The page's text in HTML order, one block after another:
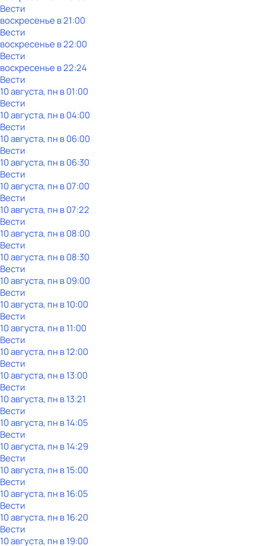
Вести
воскресенье в21:00
Вести
воскресенье в22:00
Вести
воскресенье в22:24
Вести
10 августа, пн в 01:00
Вести
10 августа, пн в 04:00
Вести
10 августа, пн в 06:00
Вести
10 августа, пн в 06:30
Вести
10 августа, пн в 07:00
Вести
10 августа, пн в 07:22
Вести
10 августа, пн в 08:00
Вести
10 августа, пн в 08:30
Вести
10 августа, пн в 09:00
Вести
10 августа, пн в 10:00
Вести
10 августа, пн в 11:00
Вести
10 августа, пн в 12:00
Вести
10 августа, пн в 13:00
Вести
10 августа, пн в 13:21
Вести
10 августа, пн в 14:05
Вести
10 августа, пн в 14:29
Вести
10 августа, пн в 15:00
Вести
10 августа, пн в 16:05
Вести
10 августа, пн в 16:20
Вести
10 августа, пн в 19:00